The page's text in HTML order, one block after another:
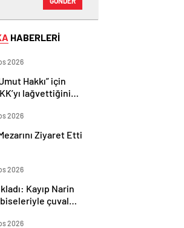
HABERLERİ
2026
Hakkı” için
lağvettiğini
2026
Ziyaret Etti
2026
Kayıp Narin
çuval
2026